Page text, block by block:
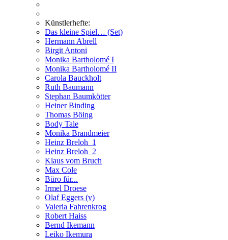
Künstlerhefte:
Das kleine Spiel… (Set)
Hermann Abrell
Birgit Antoni
Monika Bartholomé I
Monika Bartholomé II
Carola Bauckholt
Ruth Baumann
Stephan Baumkötter
Heiner Binding
Thomas Böing
Body Tale
Monika Brandmeier
Heinz Breloh_1
Heinz Breloh_2
Klaus vom Bruch
Max Cole
Büro für...
Irmel Droese
Olaf Eggers (v)
Valeria Fahrenkrog
Robert Haiss
Bernd Ikemann
Leiko Ikemura